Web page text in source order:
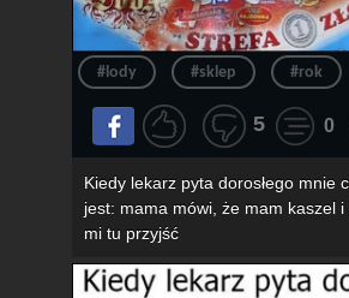
#lody #sklep #rok
5 0
Kiedy lekarz pyta dorosłego mnie
jest: mama mówi, że mam kaszel i
mi tu przyjść